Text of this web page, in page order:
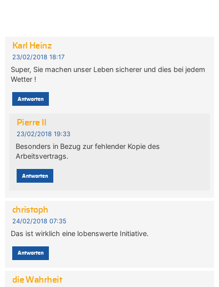
Karl Heinz
23/02/2018 18:17
Super, Sie machen unser Leben sicherer und dies bei jedem
Wetter !
Antworten
Pierre II
23/02/2018 19:33
Besonders in Bezug zur fehlender Kopie des
Arbeitsvertrags.
Antworten
christoph
24/02/2018 07:35
Das ist wirklich eine lobenswerte Initiative.
Antworten
die Wahrheit